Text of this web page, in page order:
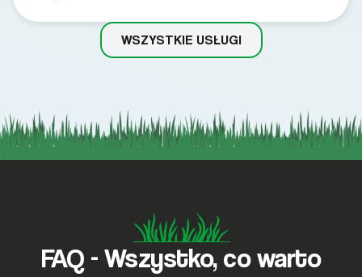
WSZYSTKIE USŁUGI
FAQ - Wszystko, co warto